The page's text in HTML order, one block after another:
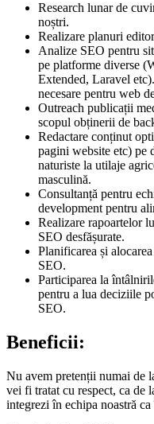
Research lunar de
noștri.
Realizare planuri
Analize SEO pentru
pe platforme diverse
Extended, Laravel
necesare pentru web
Outreach publicații
scopul obținerii de
Redactare conținut
pagini website etc) pe
naturiste la utilaje
masculină.
Consultanță pentru
development pentru
Realizare rapoartelor
SEO desfășurate.
Planificarea și
SEO.
Participarea la
pentru a lua deciziile
SEO.
Beneficii:
Nu avem pretenții numai de
vei fi tratat cu respect, ca de
integrezi în echipa noastră